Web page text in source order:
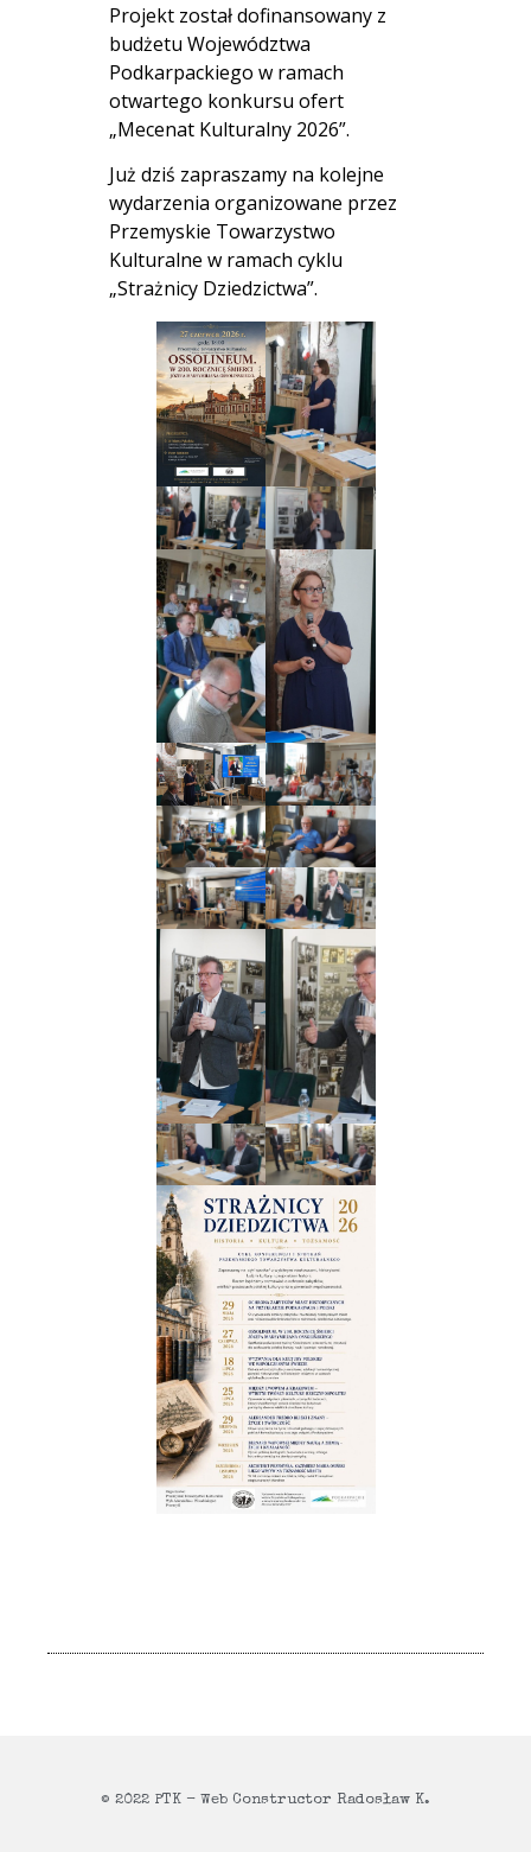
Projekt został dofinansowany z
budżetu Województwa
Podkarpackiego w ramach
otwartego konkursu ofert
„Mecenat Kulturalny 2026”.
Już dziś zapraszamy na kolejne
wydarzenia organizowane przez
Przemyskie Towarzystwo
Kulturalne w ramach cyklu
„Strażnicy Dziedzictwa”.
© 2022 PTK - Web Constructor Radosław K.